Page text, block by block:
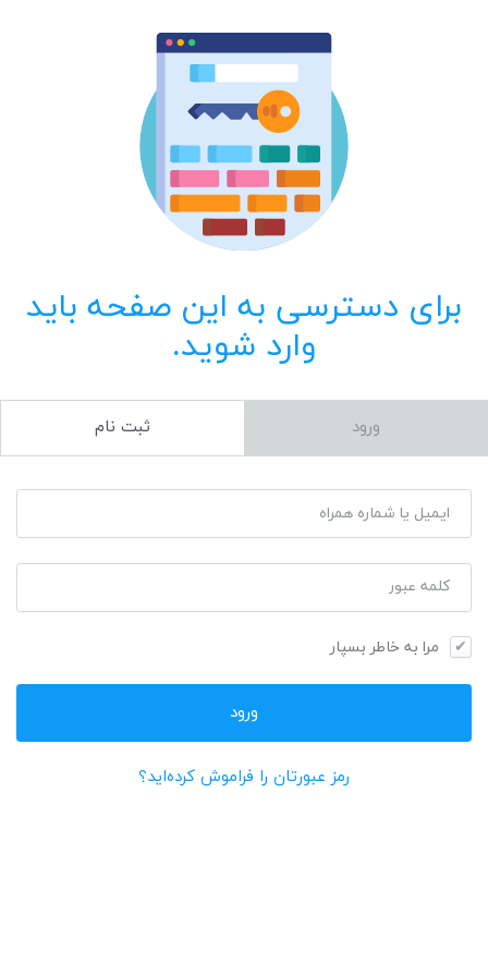
برای دسترسی به این صفحه باید
وارد شوید.
ورود ثبت نام
ایمیل یا شماره همراه
کلمه عبور
مرا به خاطر بسپار
رمز عبورتان را فراموش کرده‌اید؟